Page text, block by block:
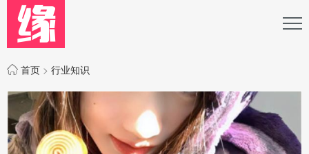
首页 > 行业知识